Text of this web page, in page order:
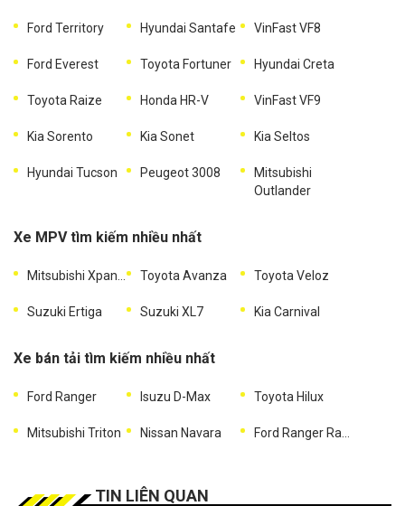
Ford Territory Hyundai Santafe VinFast VF8
Ford Everest Toyota Fortuner Hyundai Creta
Toyota Raize Honda HR-V VinFast VF9
Kia Sorento Kia Sonet Kia Seltos
Hyundai Tucson Peugeot 3008
Mitsubishi
Outlander
Xe MPV tìm kiếm nhiều nhất
Toyota Avanza Toyota Veloz
Suzuki Ertiga Suzuki XL7 Kia Carnival
Xe bán tải tìm kiếm nhiều nhất
Ford Ranger Isuzu D-Max Toyota Hilux
Mitsubishi Triton Nissan Navara
TIN LIÊN QUAN